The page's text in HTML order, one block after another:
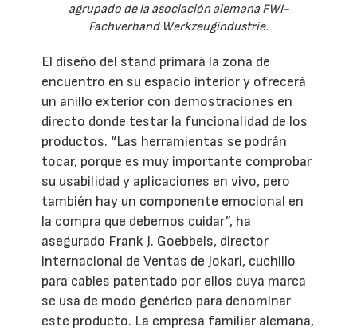
agrupado de la asociación alemana FWI-
Fachverband Werkzeugindustrie.
El diseño del stand primará la zona de
encuentro en su espacio interior y ofrecerá
un anillo exterior con demostraciones en
directo donde testar la funcionalidad de los
productos. “Las herramientas se podrán
tocar, porque es muy importante comprobar
su usabilidad y aplicaciones en vivo, pero
también hay un componente emocional en
la compra que debemos cuidar”, ha
asegurado Frank J. Goebbels, director
internacional de Ventas de Jokari, cuchillo
para cables patentado por ellos cuya marca
se usa de modo genérico para denominar
este producto. La empresa familiar alemana,